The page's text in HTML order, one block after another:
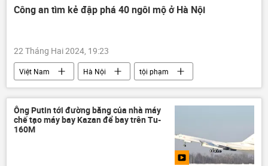
Xã hội
Văn hóa
Công an tìm kẻ đập phá 40 ngôi mộ ở Hà Nội
22 Tháng Hai 2024, 19:23
Việt Nam Hà Nội
tội phạm
lăng mộ
Xã hội
Pháp luật
phá hoại
công an
Ông Putin tới đường băng của nhà máy
chế tạo máy bay Kazan để bay trên Tu-
160M